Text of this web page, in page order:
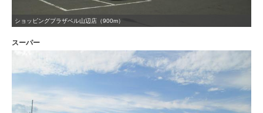
ショッピングプラザベル山辺店（900m）
スーパー